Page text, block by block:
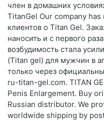
член в домашних
TitanGel Our company
клиентов о Titan Gel.
наносить и с первого
возбудимость стала
(Titan gel) для мужчин в
только через
ru-titan-gel.com. TITAN
Penis Enlargement. Buy
Russian distributor. We
worldwide shipping by